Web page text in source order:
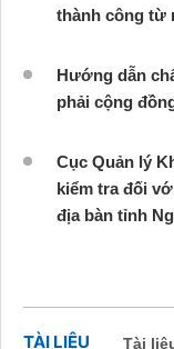
thành công từ
Hướng dẫn
phải cộng
Cục Quản lý
kiểm tra đối
địa bàn tỉnh
TÀI LIỆU Tài